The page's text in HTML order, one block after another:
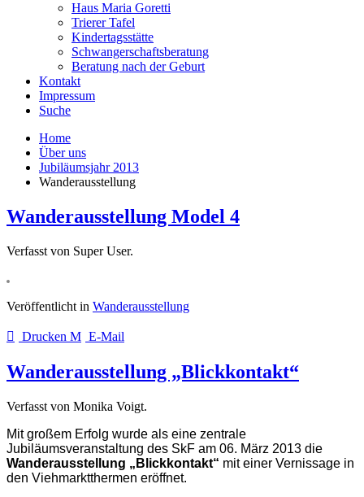
Haus Maria Goretti
Trierer Tafel
Kindertagsstätte
Schwangerschaftsberatung
Beratung nach der Geburt
Kontakt
Impressum
Suche
Home
Über uns
Jubiläumsjahr 2013
Wanderausstellung
Wanderausstellung Model 4
Verfasst von Super User.
Veröffentlicht in Wanderausstellung
Drucken E-Mail
Wanderausstellung „Blickkontakt“
Verfasst von Monika Voigt.
Mit großem Erfolg wurde als eine zentrale
Jubiläumsveranstaltung des SkF am 06. März 2013 die
Wanderausstellung „Blickkontakt“ mit einer Vernissage in
den Viehmarktthermen eröffnet.